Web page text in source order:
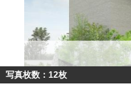
写真枚数：12枚